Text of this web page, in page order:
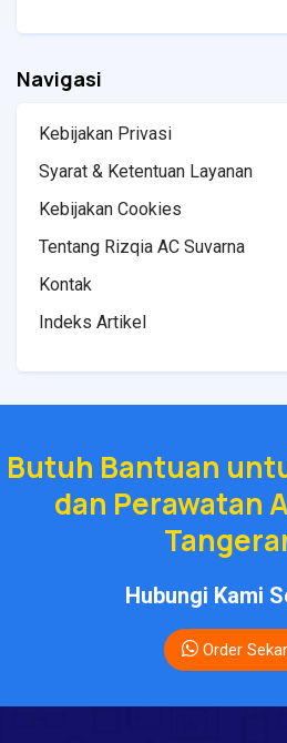
Navigasi
Kebijakan Privasi
Syarat & Ketentuan Layanan
Kebijakan Cookies
Tentang Rizqia AC Suvarna
Kontak
Indeks Artikel
Butuh Bantuan
dan Perawatan
Hubungi Kami
Order